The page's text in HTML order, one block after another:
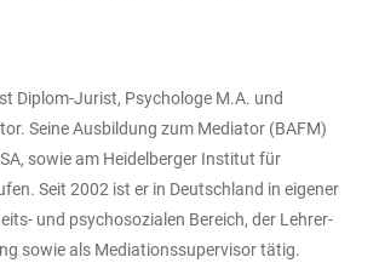
Diplom-Jurist, Psychologe M.A. und
Seine Ausbildung zum Mediator (BAFM)
sowie am Heidelberger Institut für
Seit 2002 ist er in Deutschland in eigener
und psychosozialen Bereich, der Lehrer-
sowie als Mediationssupervisor tätig.